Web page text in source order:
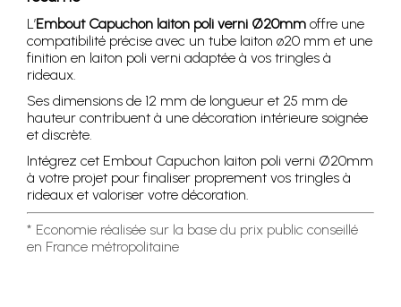
L’Embout Capuchon laiton poli verni Ø20mm offre une
compatibilité précise avec un tube laiton ø20 mm et une
finition en laiton poli verni adaptée à vos tringles à
rideaux.
Ses dimensions de 12 mm de longueur et 25 mm de
hauteur contribuent à une décoration intérieure soignée
et discrète.
Intégrez cet Embout Capuchon laiton poli verni Ø20mm
à votre projet pour finaliser proprement vos tringles à
rideaux et valoriser votre décoration.
* Economie réalisée sur la base du prix public conseillé
en France métropolitaine